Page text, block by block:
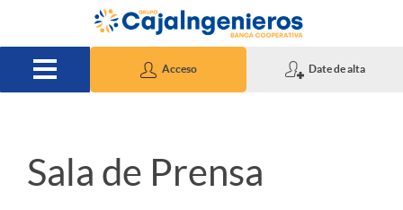
Saltar al contenido principal
Acceso Date de alta
S
Sala de Prensa